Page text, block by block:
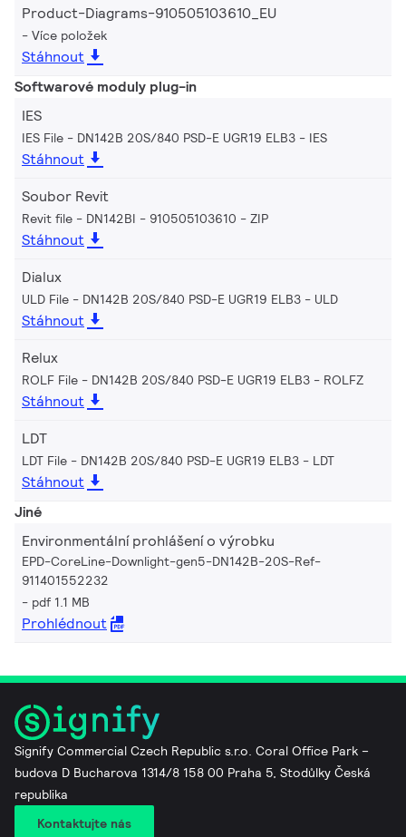
Product-Diagrams-910505103610_EU
Více položek
Stáhnout
Softwarové moduly plug-in
IES
IES File - DN142B 20S/840 PSD-E UGR19 ELB3 IES
Stáhnout
Soubor Revit
Revit file - DN142BI - 910505103610 ZIP
Stáhnout
Dialux
ULD File - DN142B 20S/840 PSD-E UGR19 ELB3 ULD
Stáhnout
Relux
ROLF File - DN142B 20S/840 PSD-E UGR19 ELB3 ROLFZ
Stáhnout
LDT
LDT File - DN142B 20S/840 PSD-E UGR19 ELB3 LDT
Stáhnout
Jiné
Environmentální prohlášení o výrobku
EPD-CoreLine-Downlight-gen5-DN142B-20S-Ref-
911401552232
pdf 1.1 MB
Prohlédnout
Signify Commercial Czech Republic s.r.o. Coral Office Park –
budova D Bucharova 1314/8 158 00 Praha 5, Stodůlky Česká
republika
Kontaktujte nás